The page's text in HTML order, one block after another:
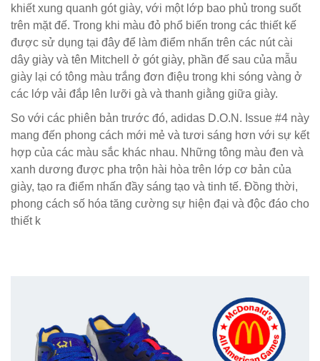
khiết xung quanh gót giày, với một lớp bao phủ trong suốt
trên mặt đế. Trong khi màu đỏ phổ biến trong các thiết kế
được sử dụng tại đây để làm điểm nhấn trên các nút cài
dây giày và tên Mitchell ở gót giày, phần đế sau của mẫu
giày lại có tông màu trắng đơn điệu trong khi sóng vàng ở
các lớp vải đắp lên lưỡi gà và thanh giằng giữa giày.
So với các phiên bản trước đó, adidas D.O.N. Issue #4 này
mang đến phong cách mới mẻ và tươi sáng hơn với sự kết
hợp của các màu sắc khác nhau. Những tông màu đen và
xanh dương được pha trộn hài hòa trên lớp cơ bản của
giày, tạo ra điểm nhấn đầy sáng tạo và tinh tế. Đồng thời,
phong cách số hóa tăng cường sự hiện đại và độc đáo cho
thiết k